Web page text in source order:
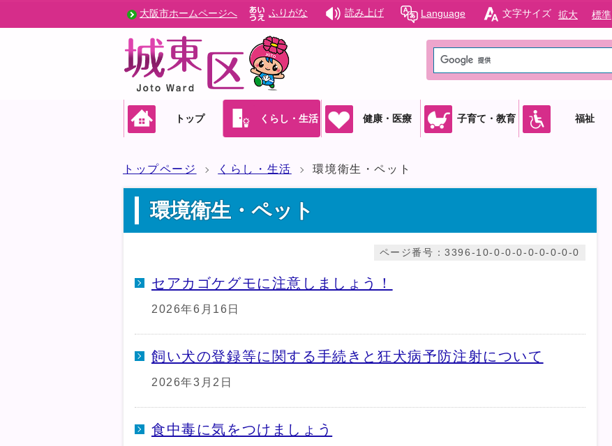
大阪市ホームページへ ふりがな 読み上げ Language 文字サイズ 拡大 標準
トップ くらし・生活 健康・医療 子育て・教育 福祉
トップページ くらし・生活 環境衛生・ペット
環境衛生・ペット
ページ番号：3396-10-0-0-0-0-0-0-0-0
セアカゴケグモに注意しましょう！
2026年6月16日
飼い犬の登録等に関する手続きと狂犬病予防注射について
2026年3月2日
食中毒に気をつけましょう